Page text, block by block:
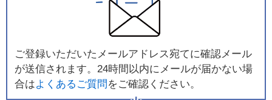
ご登録いただいたメールアドレス宛てに確認メール
が送信されます。24時間以内にメールが届かない場
合はよくあるご質問 をご確認ください。